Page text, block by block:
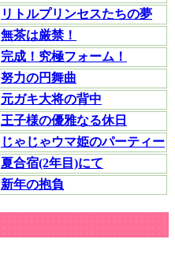
リトルプリンセスたちの夢
無茶は厳禁！
完成！究極フォーム！
努力の円舞曲
元ガキ大将の背中
王子様の優雅なる休日
じゃじゃウマ姫のパーティー
夏合宿(2年目)にて
新年の抱負